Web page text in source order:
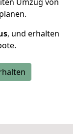
, und erhalten